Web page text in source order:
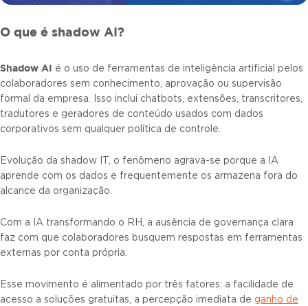
O que é shadow AI?
Shadow AI é o uso de ferramentas de inteligência artificial pelos
colaboradores sem conhecimento, aprovação ou supervisão
formal da empresa. Isso inclui chatbots, extensões, transcritores,
tradutores e geradores de conteúdo usados com dados
corporativos sem qualquer política de controle.
Evolução da shadow IT, o fenômeno agrava-se porque a IA
aprende com os dados e frequentemente os armazena fora do
alcance da organização.
Com a IA transformando o RH, a ausência de governança clara
faz com que colaboradores busquem respostas em ferramentas
externas por conta própria.
Esse movimento é alimentado por três fatores: a facilidade de
acesso a soluções gratuitas, a percepção imediata de ganho de